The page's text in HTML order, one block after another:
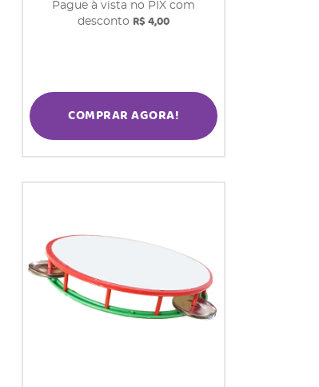
Pague à vista no PIX com
desconto R$ 4,00
COMPRAR AGORA!